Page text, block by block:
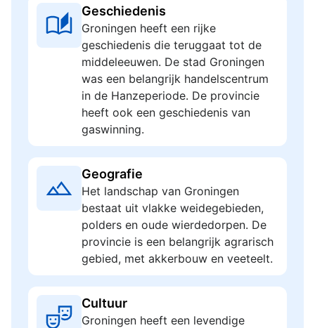
Geschiedenis
Groningen heeft een rijke
geschiedenis die teruggaat tot de
middeleeuwen. De stad Groningen
was een belangrijk handelscentrum
in de Hanzeperiode. De provincie
heeft ook een geschiedenis van
gaswinning.
Geografie
Het landschap van Groningen
bestaat uit vlakke weidegebieden,
polders en oude wierdedorpen. De
provincie is een belangrijk agrarisch
gebied, met akkerbouw en veeteelt.
Cultuur
Groningen heeft een levendige